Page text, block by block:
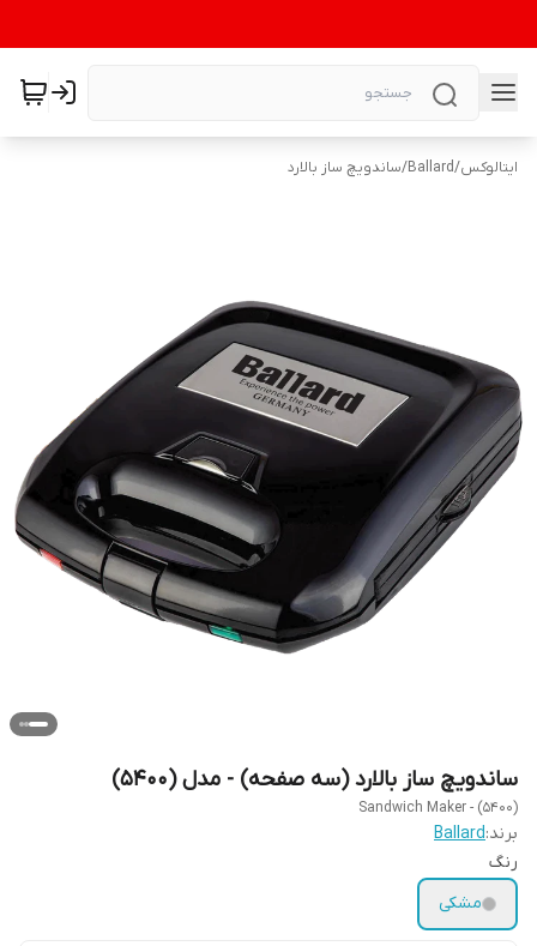
ایتالوکس/
Ballard
/ساندویچ ساز بالارد
ساندویچ ساز بالارد (سه صفحه) - مدل (5400)
Sandwich Maker - (5400)
برند:Ballard
رنگ
مشکی